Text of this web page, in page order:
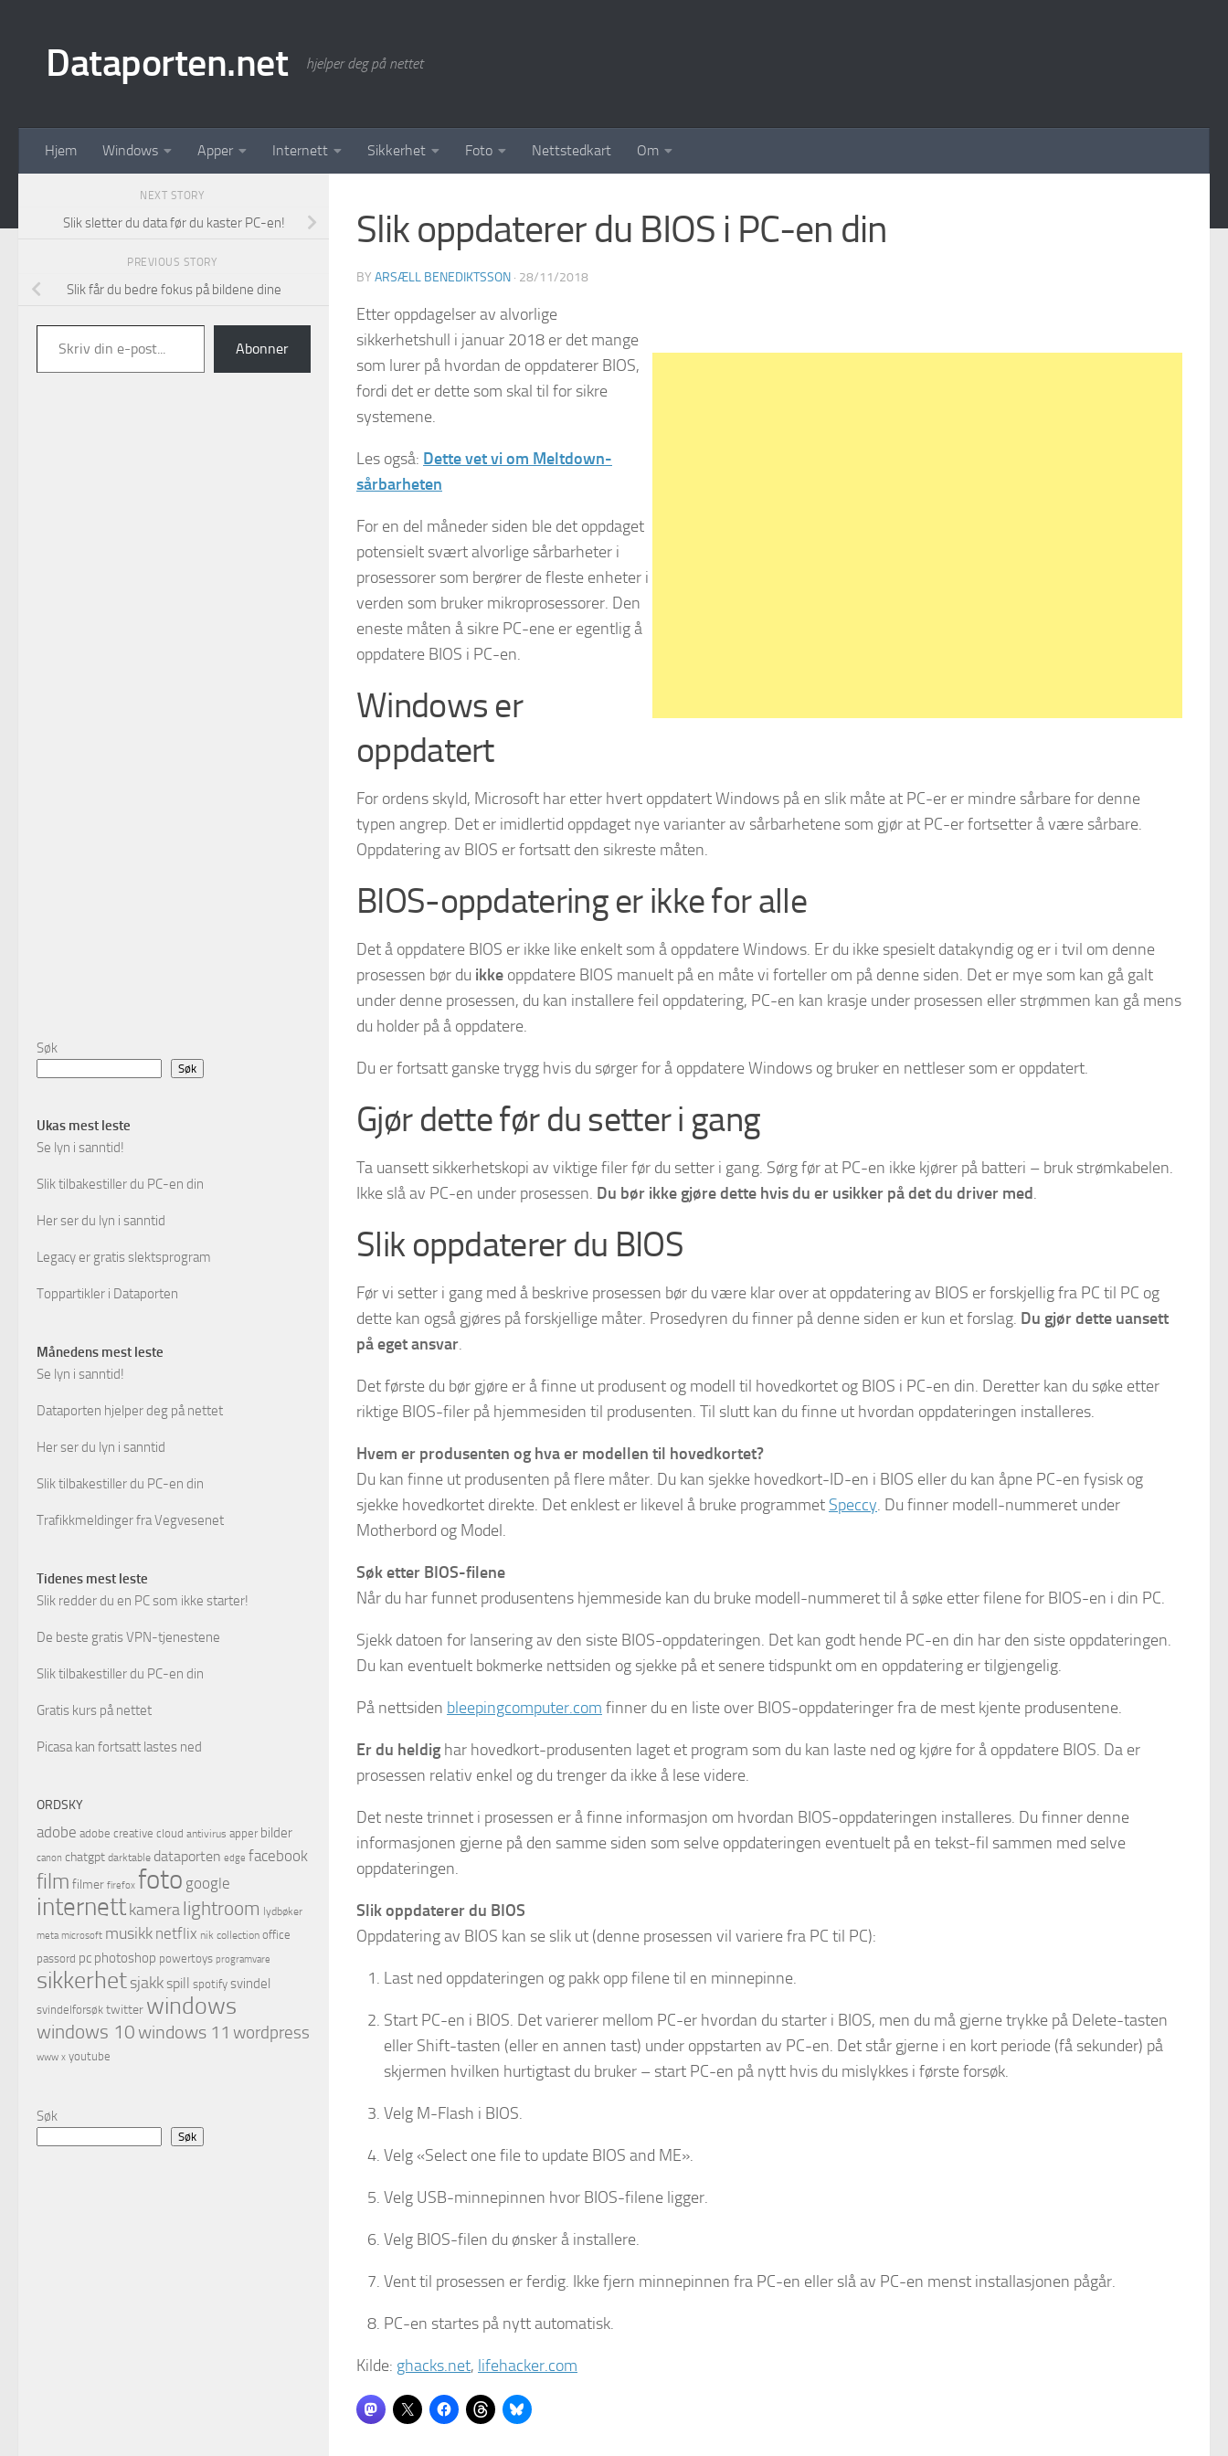
Dataporten.net hjelper deg på nettet
Hjem Windows Apper Internett Sikkerhet Foto Nettstedkart Om
Slik oppdaterer du BIOS i PC-en din
BY ARSÆLL BENEDIKTSSON · 28/11/2018
Etter oppdagelser av alvorlige
sikkerhetshull i januar 2018 er det mange
som lurer på hvordan de oppdaterer BIOS,
fordi det er dette som skal til for sikre
systemene.
Les også: Dette vet vi om Meltdown-
sårbarheten
For en del måneder siden ble det oppdaget
potensielt svært alvorlige sårbarheter i
prosessorer som berører de fleste enheter i
verden som bruker mikroprosessorer. Den
eneste måten å sikre PC-ene er egentlig å
oppdatere BIOS i PC-en.
Windows er
oppdatert
For ordens skyld, Microsoft har etter hvert oppdatert Windows på en slik måte at PC-er er mindre sårbare for denne
typen angrep. Det er imidlertid oppdaget nye varianter av sårbarhetene som gjør at PC-er fortsetter å være sårbare.
Oppdatering av BIOS er fortsatt den sikreste måten.
BIOS-oppdatering er ikke for alle
Det å oppdatere BIOS er ikke like enkelt som å oppdatere Windows. Er du ikke spesielt datakyndig og er i tvil om denne
prosessen bør du ikke oppdatere BIOS manuelt på en måte vi forteller om på denne siden. Det er mye som kan gå galt
under denne prosessen, du kan installere feil oppdatering, PC-en kan krasje under prosessen eller strømmen kan gå mens
du holder på å oppdatere.
Du er fortsatt ganske trygg hvis du sørger for å oppdatere Windows og bruker en nettleser som er oppdatert.
Gjør dette før du setter i gang
Ta uansett sikkerhetskopi av viktige filer før du setter i gang. Sørg før at PC-en ikke kjører på batteri – bruk strømkabelen.
Ikke slå av PC-en under prosessen. Du bør ikke gjøre dette hvis du er usikker på det du driver med.
Slik oppdaterer du BIOS
Før vi setter i gang med å beskrive prosessen bør du være klar over at oppdatering av BIOS er forskjellig fra PC til PC og
dette kan også gjøres på forskjellige måter. Prosedyren du finner på denne siden er kun et forslag. Du gjør dette uansett
på eget ansvar.
Det første du bør gjøre er å finne ut produsent og modell til hovedkortet og BIOS i PC-en din. Deretter kan du søke etter
riktige BIOS-filer på hjemmesiden til produsenten. Til slutt kan du finne ut hvordan oppdateringen installeres.
Hvem er produsenten og hva er modellen til hovedkortet?
Du kan finne ut produsenten på flere måter. Du kan sjekke hovedkort-ID-en i BIOS eller du kan åpne PC-en fysisk og
sjekke hovedkortet direkte. Det enklest er likevel å bruke programmet Speccy. Du finner modell-nummeret under
Motherbord og Model.
Søk etter BIOS-filene
Når du har funnet produsentens hjemmeside kan du bruke modell-nummeret til å søke etter filene for BIOS-en i din PC.
Sjekk datoen for lansering av den siste BIOS-oppdateringen. Det kan godt hende PC-en din har den siste oppdateringen.
Du kan eventuelt bokmerke nettsiden og sjekke på et senere tidspunkt om en oppdatering er tilgjengelig.
På nettsiden bleepingcomputer.com finner du en liste over BIOS-oppdateringer fra de mest kjente produsentene.
Er du heldig har hovedkort-produsenten laget et program som du kan laste ned og kjøre for å oppdatere BIOS. Da er
prosessen relativ enkel og du trenger da ikke å lese videre.
Det neste trinnet i prosessen er å finne informasjon om hvordan BIOS-oppdateringen installeres. Du finner denne
informasjonen gjerne på den samme siden som selve oppdateringen eventuelt på en tekst-fil sammen med selve
oppdateringen.
Slik oppdaterer du BIOS
Oppdatering av BIOS kan se slik ut (denne prosessen vil variere fra PC til PC):
Last ned oppdateringen og pakk opp filene til en minnepinne.
Start PC-en i BIOS. Det varierer mellom PC-er hvordan du starter i BIOS, men du må gjerne trykke på Delete-tasten
eller Shift-tasten (eller en annen tast) under oppstarten av PC-en. Det står gjerne i en kort periode (få sekunder) på
skjermen hvilken hurtigtast du bruker – start PC-en på nytt hvis du mislykkes i første forsøk.
Velg M-Flash i BIOS.
Velg «Select one file to update BIOS and ME».
Velg USB-minnepinnen hvor BIOS-filene ligger.
Velg BIOS-filen du ønsker å installere.
Vent til prosessen er ferdig. Ikke fjern minnepinnen fra PC-en eller slå av PC-en menst installasjonen pågår.
PC-en startes på nytt automatisk.
Kilde: ghacks.net, lifehacker.com
NEXT STORY
Slik sletter du data før du kaster PC-en!
PREVIOUS STORY
Slik får du bedre fokus på bildene dine
Skriv din e-post...
Abonner
Søk
Søk
Ukas mest leste
Se lyn i sanntid!
Slik tilbakestiller du PC-en din
Her ser du lyn i sanntid
Legacy er gratis slektsprogram
Toppartikler i Dataporten
Månedens mest leste
Se lyn i sanntid!
Dataporten hjelper deg på nettet
Her ser du lyn i sanntid
Slik tilbakestiller du PC-en din
Trafikkmeldinger fra Vegvesenet
Tidenes mest leste
Slik redder du en PC som ikke starter!
De beste gratis VPN-tjenestene
Slik tilbakestiller du PC-en din
Gratis kurs på nettet
Picasa kan fortsatt lastes ned
ORDSKY
adobe adobe creative cloud antivirus apper bilder
canon chatgpt darktable dataporten edge facebook
film filmer firefox foto google
internettkameralightroom lydbøker
meta microsoft musikk netflix nik collection office
passord pc photoshop powertoys programvare
sikkerhetsjakkspill spotify svindel
svindelforsøk twitter windows
windows 10windows 11 wordpress
www x youtube
Søk
Søk